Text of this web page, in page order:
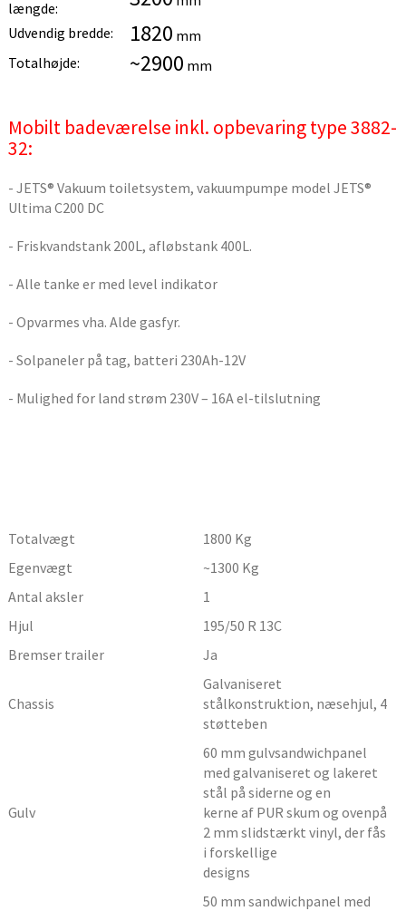
længde:
Udvendig bredde:
1820 mm
Totalhøjde:
~2900 mm
Mobilt badeværelse inkl. opbevaring type 3882-
32:
- JETS® Vakuum toiletsystem, vakuumpumpe model JETS®
Ultima C200 DC
- Friskvandstank 200L, afløbstank 400L.
- Alle tanke er med level indikator
- Opvarmes vha. Alde gasfyr.
- Solpaneler på tag, batteri 230Ah-12V
- Mulighed for land strøm 230V – 16A el-tilslutning
Totalvægt 1800 Kg
Egenvægt
~1300 Kg
Antal aksler
1
Hjul
195/50 R 13C
Bremser trailer
Ja
Chassis
Galvaniseret
stålkonstruktion, næsehjul, 4
støtteben
Gulv
60 mm gulvsandwichpanel
med galvaniseret og lakeret
stål på siderne og en
kerne af PUR skum og ovenpå
2 mm slidstærkt vinyl, der fås
i forskellige
designs
50 mm sandwichpanel med